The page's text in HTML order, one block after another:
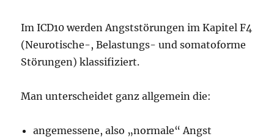
Im ICD10 werden Angststörungen im Kapitel F4
(Neurotische-, Belastungs- und somatoforme
Störungen) klassifiziert.
Man unterscheidet ganz allgemein die:
angemessene, also „normale“ Angst